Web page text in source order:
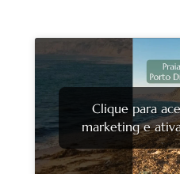
Clique para
marketing e